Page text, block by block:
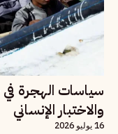
سياسات الهجرة في
والاختبار الإنساني
16 يوليو 2026